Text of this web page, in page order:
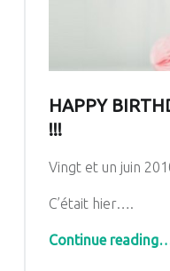
HAPPY
!!!
Vingt et un juin
C’était hier….
Continue reading